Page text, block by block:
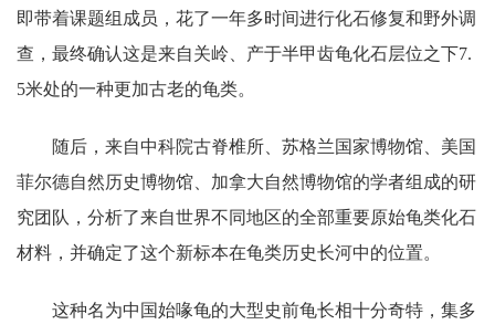
即带着课题组成员，花了一年多时间进行化石修复和野外调
查，最终确认这是来自关岭、产于半甲齿龟化石层位之下7.
5米处的一种更加古老的龟类。
随后，来自中科院古脊椎所、苏格兰国家博物馆、美国
菲尔德自然历史博物馆、加拿大自然博物馆的学者组成的研
究团队，分析了来自世界不同地区的全部重要原始龟类化石
材料，并确定了这个新标本在龟类历史长河中的位置。
这种名为中国始喙龟的大型史前龟长相十分奇特，集多